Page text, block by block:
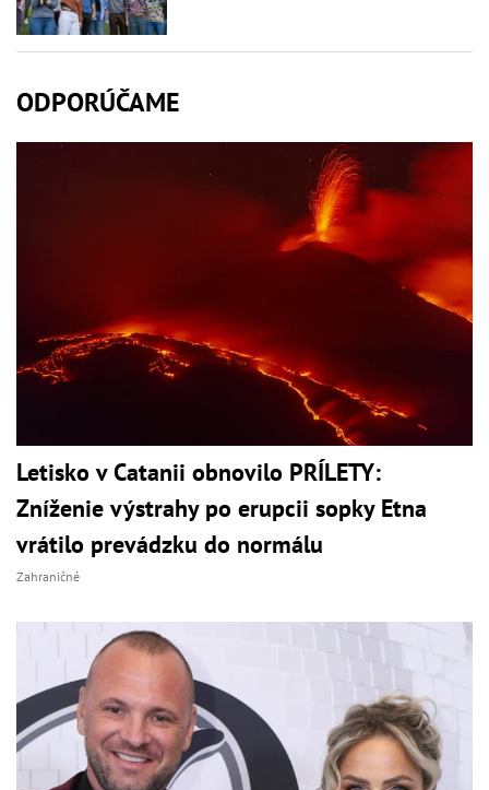
ODPORÚČAME
Letisko v Catanii obnovilo PRÍLETY:
Zníženie výstrahy po erupcii sopky Etna
vrátilo prevádzku do normálu
Zahraničné